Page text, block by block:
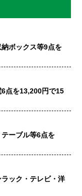
ボックス等9点を
点を13,200円で15
ーブル等6点を
ック・テレビ・洋